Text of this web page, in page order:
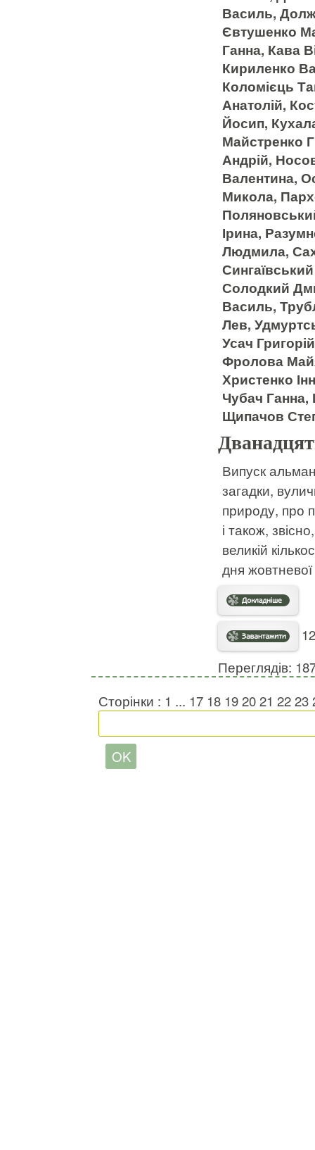
Василь,
Євтушенко
Ганна, Кава
Кириленко
Коломієць
Анатолій,
Йосип,
Майстренко
Андрій,
Валентина,
Микола,
Ірина,
Людмила,
Солодкий
Василь,
Лев,
Усач
Фролова
Христенко
Чубач
Щипачов
Випуск
загадки,
природу, про
і також,
великій
дня
Переглядів:
Сторінки : 1 ... 17 18 192021 2223